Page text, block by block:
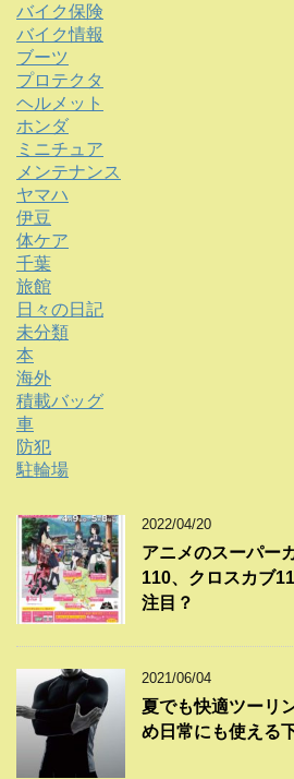
バイク保険
バイク情報
ブーツ
プロテクタ
ヘルメット
ホンダ
ミニチュア
メンテナンス
ヤマハ
伊豆
体ケア
千葉
旅館
日々の日記
未分類
本
海外
積載バッグ
車
防犯
駐輪場
2022/04/20
アニメのスーパー
110、クロスカブ
注目？
2021/06/04
夏でも快適ツーリ
め日常にも使える